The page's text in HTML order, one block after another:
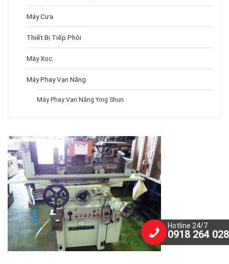
Máy Cưa
Thiết Bị Tiếp Phôi
Máy Xọc
Máy Phay Vạn Năng
Máy Phay Vạn Năng Ying Shun
Hotline 24/7
0918 264 028